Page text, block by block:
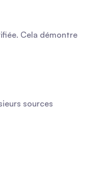
Cela démontre
sources